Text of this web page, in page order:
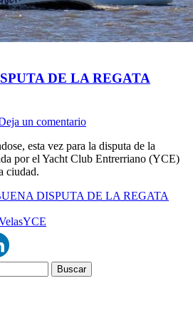
DE LA REGATA
un comentario
esta vez para la disputa de la
por el Yacht Club Entrerriano (YCE)
ciudad.
DISPUTA DE LA REGATA
YCE